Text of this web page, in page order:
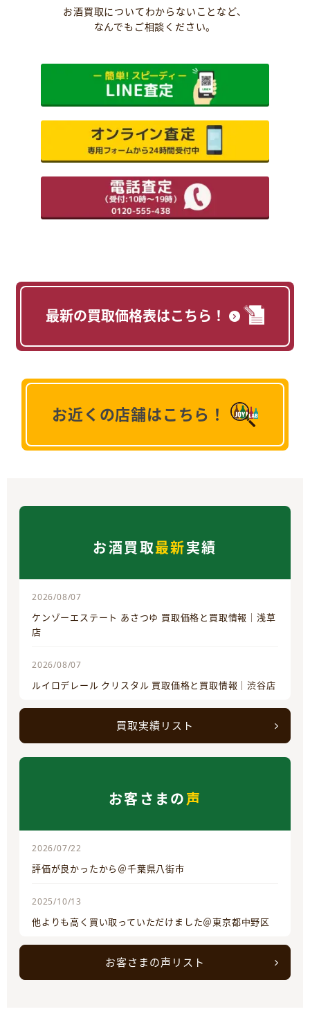
お酒買取についてわからないことなど、
なんでもご相談ください。
最新の買取価格表はこちら！
お近くの店舗はこちら！
お酒買取最新実績
2026/08/07
ケンゾーエステート あさつゆ 買取価格と買取情報｜浅草
店
2026/08/07
ルイロデレール クリスタル 買取価格と買取情報｜渋谷店
買取実績リスト
お客さまの声
2026/07/22
評価が良かったから＠千葉県八街市
2025/10/13
他よりも高く買い取っていただけました＠東京都中野区
お客さまの声リスト